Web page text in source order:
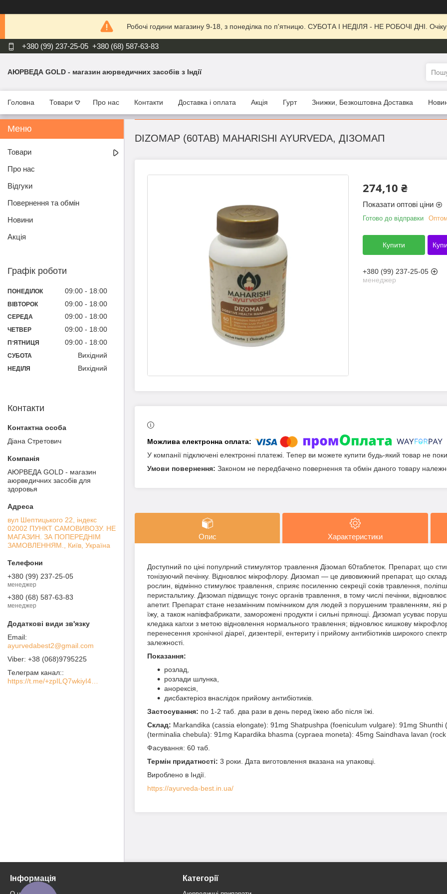
Робочі години магазину 9-18, з понеділка по п'ятницю. СУБОТА І НЕДІЛЯ - НЕ РОБОЧІ ДНІ.
+380 (99) 237-25-05 +380 (68) 587-63-83
АЮРВЕДА GOLD - магазин аюрведичних засобів з Індії
Головна Товари Про нас Контакти Доставка і оплата Акція Гурт Знижки, Безкоштовна Доставка
DIZOMAP (60TAB) MAHARISHI AYURVEDA, ДІЗОМАП
274,10 ₴
Показати оптові ціни
Готово до відправки Оптом
Купити
+380 (99) 237-25-05
менеджер
У компанії підключені електронні платежі. Тепер ви можете купити будь-який товар не
Законом не передбачено повернення та обмін даного товару
Опис Характеристики
Доступний по ціні популрний стимулятор травлення Дізомап 60таблеток. Препарат, що
тонізуючий печінку. Відновлює мікрофлору. Дизомап — це дивовижний препарат, що
рослин, відмінно стимулює травлення, сприяє посиленню секреції соків травлення,
перистальтику. Дизомап підвищує тонус органів травлення, в тому числі печінки,
апетит. Препарат стане незамінним помічником для людей з порушеним травленням, які
їжу, а також напівфабрикати, заморожені продукти і сильні прянощі. Дизомап усуває
кледака капхи з метою відновлення нормального травлення; відновлює кишкову
перенесення хронічної діареї, дизентерії, ентериту і прийому антибіотиків широкого
залежності.
Показання:
розлад,
розлади шлунка,
анорексія,
дисбактеріоз внаслідок прийому антибіотиків.
Застосування: по 1-2 таб. два рази в день перед їжею або після їжі.
Склад: Markandika (cassia elongate): 91mg Shatpushpa (foeniculum vulgare): 91mg Shunthi
(terminalia chebula): 91mg Kapardika bhasma (cypraea moneta): 45mg Saindhava lavan
Фасування: 60 таб.
Термін придатності: 3 роки. Дата виготовлення вказана на упаковці.
Вироблено в Індії.
https://ayurveda-best.in.ua/
Товари
Про нас
Відгуки
Повернення та обмін
Новини
Акція
Графік роботи
ПОНЕДІЛОК 09:00 18:00
ВІВТОРОК 09:00 18:00
СЕРЕДА 09:00 18:00
ЧЕТВЕР 09:00 18:00
ПʼЯТНИЦЯ 09:00 18:00
СУБОТА Вихідний
НЕДІЛЯ Вихідний
Контакти
Діана Cтретович
АЮРВЕДА GOLD - магазин
аюрведичних засобів для
здоровья
вул Шептицького 22, індекс
02002 ПУНКТ САМОВИВОЗУ. НЕ
МАГАЗИН. ЗА ПОПЕРЕДНІМ
ЗАМОВЛЕННЯМ., Київ, Україна
+380 (99) 237-25-05
менеджер
+380 (68) 587-63-83
менеджер
ayurvedabest2@gmail.com
+38 (068)9795225
Телеграм канал:
Інформація Категорії